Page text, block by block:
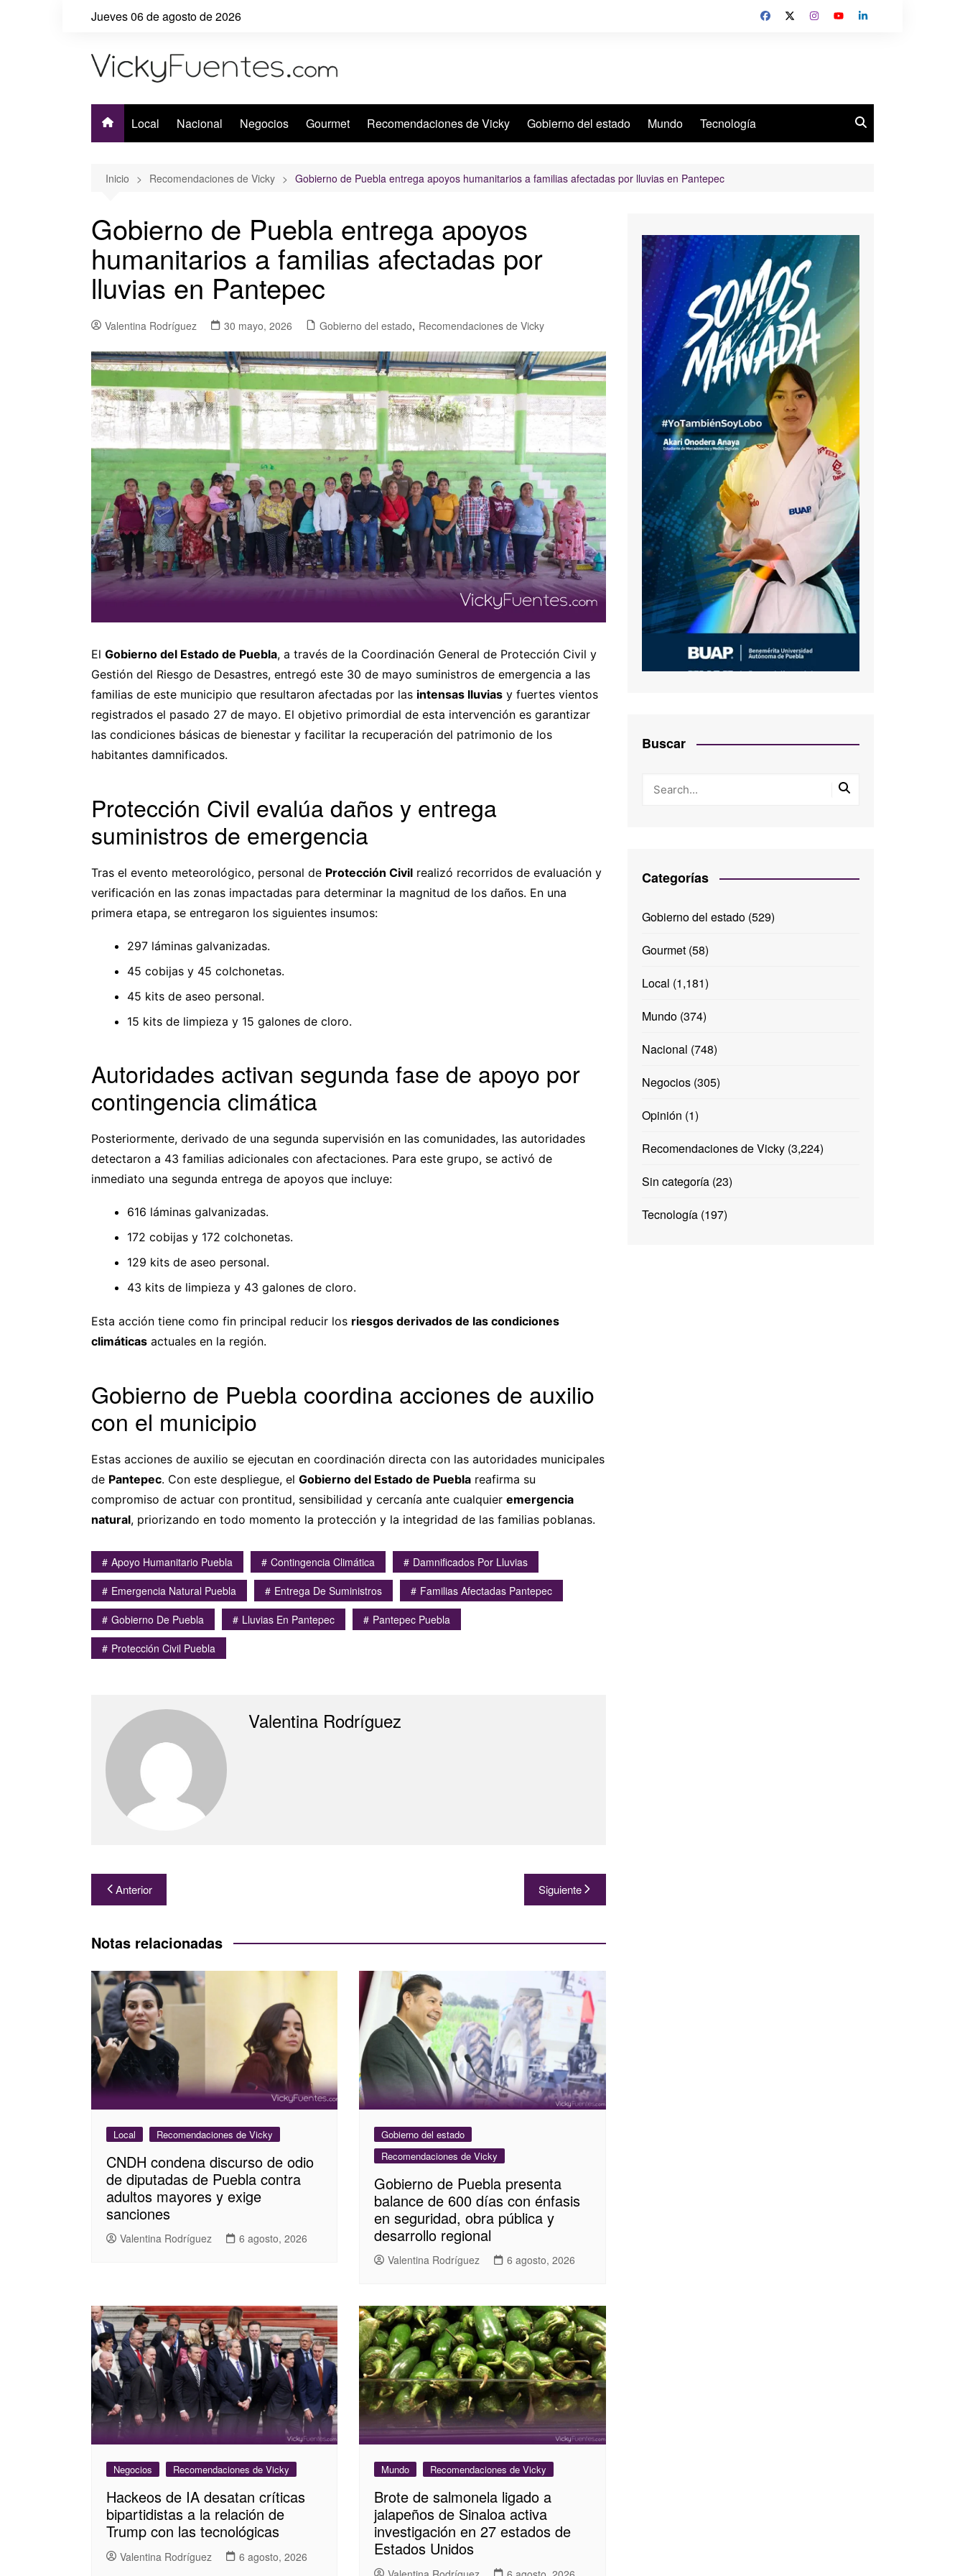
Jueves 06 de agosto de 2026
Local Nacional Negocios Gourmet Recomendaciones de Vicky Gobierno del estado Mundo Tecnología
Inicio Recomendaciones de Vicky Gobierno de Puebla entrega apoyos humanitarios a familias afectadas por lluvias en Pantepec
Gobierno de Puebla entrega apoyos
humanitarios a familias afectadas por
lluvias en Pantepec
Valentina Rodríguez 30 mayo, 2026 Gobierno del estado, Recomendaciones de Vicky
El Gobierno del Estado de Puebla, a través de la Coordinación General de Protección Civil y
Gestión del Riesgo de Desastres, entregó este 30 de mayo suministros de emergencia a las
familias de este municipio que resultaron afectadas por las intensas lluvias y fuertes vientos
registrados el pasado 27 de mayo. El objetivo primordial de esta intervención es garantizar
las condiciones básicas de bienestar y facilitar la recuperación del patrimonio de los
habitantes damnificados.
Protección Civil evalúa daños y entrega
suministros de emergencia
Tras el evento meteorológico, personal de Protección Civil realizó recorridos de evaluación y
verificación en las zonas impactadas para determinar la magnitud de los daños. En una
primera etapa, se entregaron los siguientes insumos:
297 láminas galvanizadas.
45 cobijas y 45 colchonetas.
45 kits de aseo personal.
15 kits de limpieza y 15 galones de cloro.
Autoridades activan segunda fase de apoyo por
contingencia climática
Posteriormente, derivado de una segunda supervisión en las comunidades, las autoridades
detectaron a 43 familias adicionales con afectaciones. Para este grupo, se activó de
inmediato una segunda entrega de apoyos que incluye:
616 láminas galvanizadas.
172 cobijas y 172 colchonetas.
129 kits de aseo personal.
43 kits de limpieza y 43 galones de cloro.
Esta acción tiene como fin principal reducir los riesgos derivados de las condiciones
climáticas actuales en la región.
Gobierno de Puebla coordina acciones de auxilio
con el municipio
Estas acciones de auxilio se ejecutan en coordinación directa con las autoridades municipales
de Pantepec. Con este despliegue, el Gobierno del Estado de Puebla reafirma su
compromiso de actuar con prontitud, sensibilidad y cercanía ante cualquier emergencia
natural, priorizando en todo momento la protección y la integridad de las familias poblanas.
Apoyo Humanitario Puebla Contingencia Climática
Damnificados Por Lluvias
Emergencia Natural Puebla
Entrega De Suministros
Familias Afectadas Pantepec
Gobierno De Puebla
Lluvias En Pantepec
Pantepec Puebla
Protección Civil Puebla
Valentina Rodríguez
Navegación
de
entradas
Anterior Siguiente
Notas relacionadas
Local Recomendaciones de Vicky
CNDH condena discurso de odio
de diputadas de Puebla contra
adultos mayores y exige
sanciones
Valentina Rodríguez 6 agosto, 2026
Gobierno del estado
Recomendaciones de Vicky
Gobierno de Puebla presenta
balance de 600 días con énfasis
en seguridad, obra pública y
desarrollo regional
Valentina Rodríguez 6 agosto, 2026
Negocios Recomendaciones de Vicky
Hackeos de IA desatan críticas
bipartidistas a la relación de
Trump con las tecnológicas
Valentina Rodríguez 6 agosto, 2026
Mundo Recomendaciones de Vicky
Brote de salmonela ligado a
jalapeños de Sinaloa activa
investigación en 27 estados de
Estados Unidos
Buscar
Categorías
Gobierno del estado(529)
Gourmet(58)
Local (1,181)
Mundo(374)
Nacional (748)
Negocios(305)
Opinión (1)
Recomendaciones de Vicky(3,224)
Sin categoría(23)
Tecnología(197)